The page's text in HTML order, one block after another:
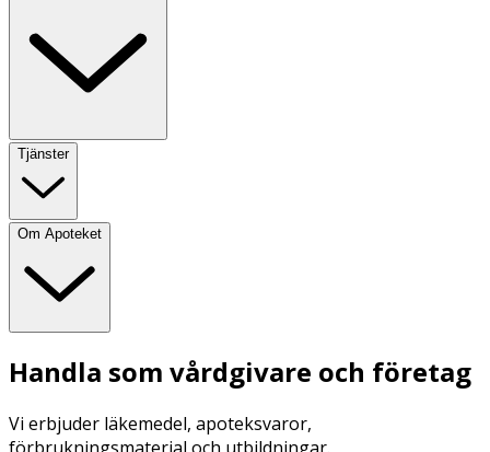
Tjänster
Om Apoteket
Handla som vårdgivare och företag
Vi erbjuder läkemedel, apoteksvaror,